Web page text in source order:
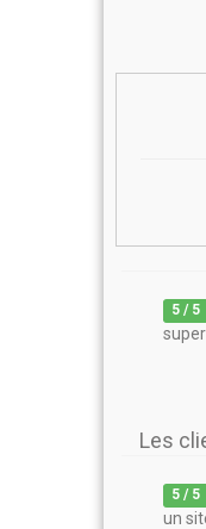
5 / 5
Les
5 / 5
un